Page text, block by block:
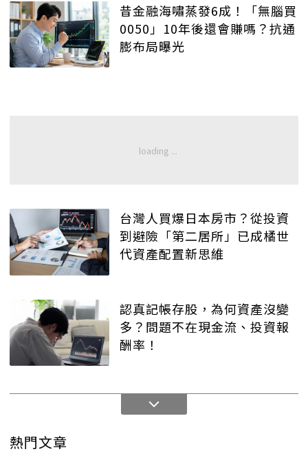
昔金融海嘯蒸發6成！「無腦買
0050」10年後還會賺嗎？抗通
膨布局曝光
台灣人買爆日本房市？從投資
到避險「第二居所」已成橘世
代資產配置新思維
認真記帳存股，為何資產沒變
多？問題不在現金流、投資報
酬率！
熱門文章